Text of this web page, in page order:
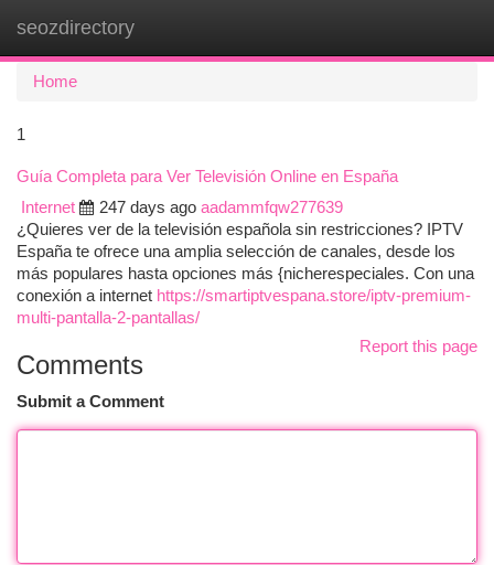
seozdirectory
Home
1
Guía Completa para Ver Televisión Online en España
Internet
247 days ago aadammfqw277639
¿Quieres ver de la televisión española sin restricciones? IPTV
España te ofrece una amplia selección de canales, desde los
más populares hasta opciones más {nicherespeciales. Con una
conexión a internet https://smartiptvespana.store/iptv-premium-
multi-pantalla-2-pantallas/
Report this page
Comments
Submit a Comment